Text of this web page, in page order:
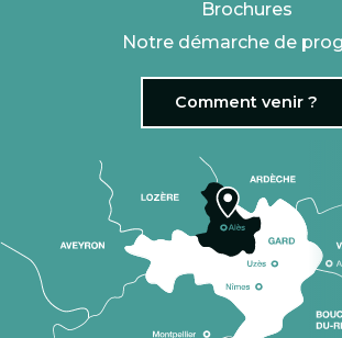
Brochures
Notre démarche de
Comment venir ?